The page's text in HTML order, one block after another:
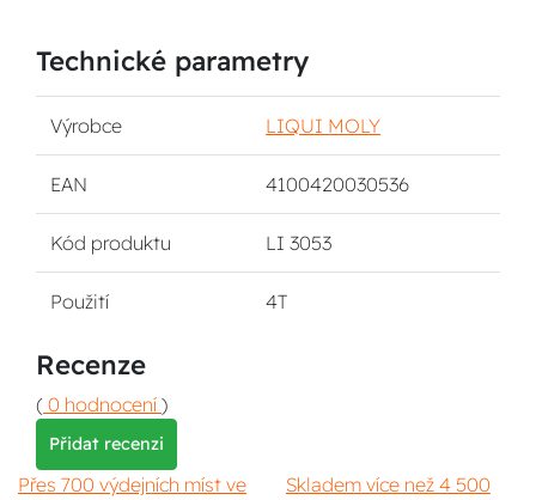
Technické parametry
Výrobce LIQUI MOLY
EAN 4100420030536
Kód produktu LI 3053
Použití 4T
Recenze
( 0 hodnocení )
Přidat recenzi
Přes 700 výdejních míst ve
Skladem více než 4 500